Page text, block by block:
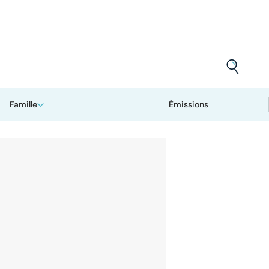
Famille Émissions